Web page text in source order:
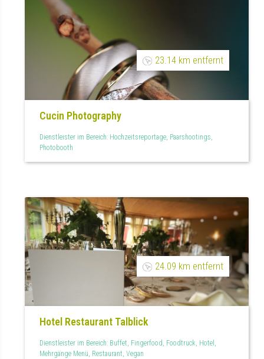
23.14 km entfernt
Cucin Photography
Dienstleister im Bereich: Hochzeitsreportage, Paarshootings,
Photobooth
24.09 km entfernt
Hotel Restaurant Talblick
Dienstleister im Bereich: Buffet, Fingerfood, Foodtruck, Hotel,
Mehrgänge Menü, Restaurant, Vegan